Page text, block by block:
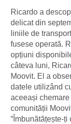
Ricardo a
delicat din
liniile de
fusese operată.
opțiuni
câteva luni,
Moovit. El a
datele utilizând
aceeași
comunității
“Îmbunătățește-ți